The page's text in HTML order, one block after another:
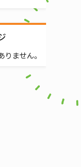
ません。